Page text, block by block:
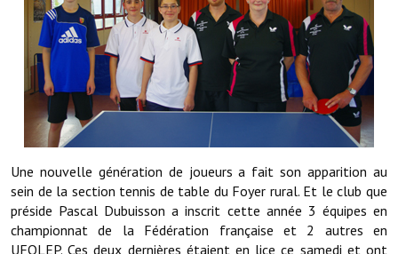
Démarches administratives
Projets et travaux en cours
Fêtes et manifestations
Numéros d'urgence
Terrains et maisons à vendre
VOTRE MAIRIE
Une nouvelle génération de joueurs a fait son apparition au
sein de la section tennis de table du Foyer rural. Et le club que
préside Pascal Dubuisson a inscrit cette année 3 équipes en
championnat de la Fédération française et 2 autres en
UFOLEP. Ces deux dernières étaient en lice ce samedi et ont